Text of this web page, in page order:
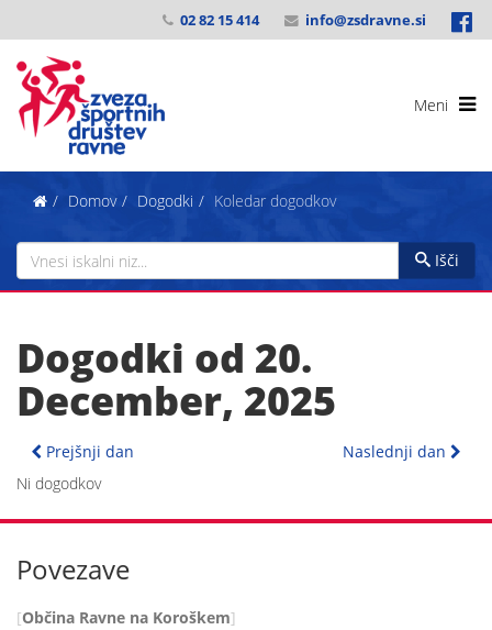
02 82 15 414 info@zsdravne.si
Domov Dogodki Koledar dogodkov
Išči
Dogodki od 20.
December, 2025
Prejšnji dan
Naslednji dan
Ni dogodkov
Povezave
Občina Ravne na Koroškem